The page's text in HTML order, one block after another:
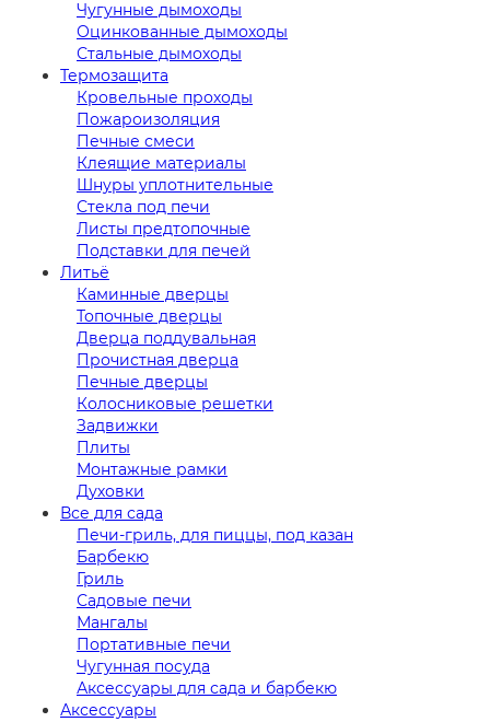
Чугунные дымоходы
Оцинкованные дымоходы
Стальные дымоходы
Термозащита
Кровельные проходы
Пожароизоляция
Печные смеси
Клеящие материалы
Шнуры уплотнительные
Стекла под печи
Листы предтопочные
Подставки для печей
Литьё
Каминные дверцы
Топочные дверцы
Дверца поддувальная
Прочистная дверца
Печные дверцы
Колосниковые решетки
Задвижки
Плиты
Монтажные рамки
Духовки
Все для сада
Печи-гриль, для пиццы, под казан
Барбекю
Гриль
Садовые печи
Мангалы
Портативные печи
Чугунная посуда
Аксессуары для сада и барбекю
Аксессуары